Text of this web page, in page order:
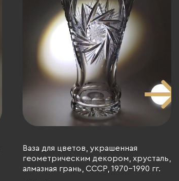
Ваза для цветов, украшенная
геометрическим декором, хрусталь,
алмазная грань, СССР, 1970-1990 гг.